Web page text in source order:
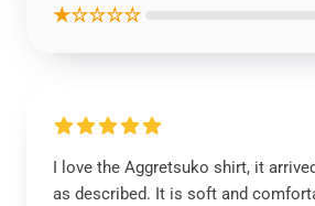
★☆☆☆☆
I love the Aggretsuko shirt, it
as described. It is soft and